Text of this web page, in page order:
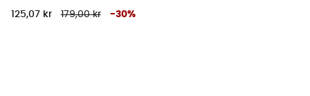
125,07 kr 179,00 kr -30%